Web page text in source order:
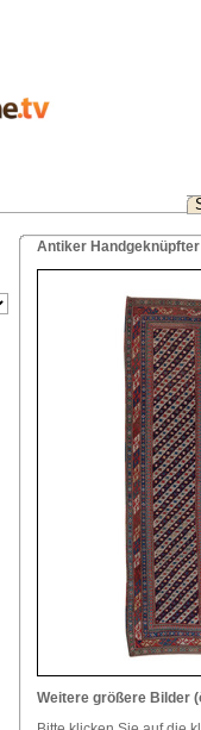
Antiker
Weitere größere Bilder